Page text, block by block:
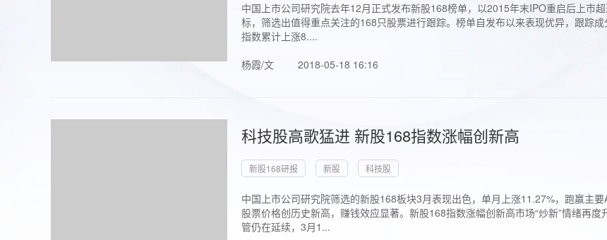
中国上市公司研究院去年12月正式发布新股168榜单，以2015年末IPO重启后上市
标，筛选出值得重点关注的168只股票进行跟踪。榜单自发布以来表现优异，跟踪
指数累计上涨8....
杨霞/文
2018-05-18 16:16
科技股高歌猛进 新股168指数涨幅创新高
新股168研报 新股 科技股
中国上市公司研究院筛选的新股168板块3月表现出色，单月上涨11.27%，跑赢主
股票价格创历史新高，赚钱效应显著。新股168指数涨幅创新高市场“炒新”情绪再
管仍在延续，3月1...